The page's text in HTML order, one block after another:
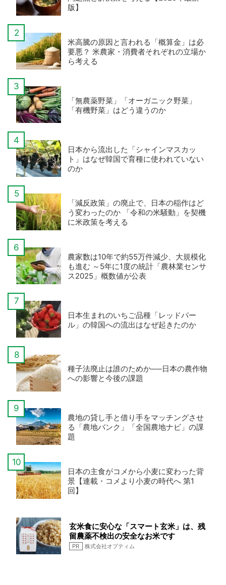
版】
米高騰の原因と言われる「概算金」は必
要悪？ 米農家・消費者それぞれの立場か
ら考える
「無農薬野菜」「オーガニック野菜」
「有機野菜」はどう違うのか
日本から流出した「シャインマスカッ
ト」はなぜ韓国で育種に使われていない
のか
「減反政策」の廃止で、日本の稲作はど
う変わったのか 「令和の米騒動」を契機
に米政策を考える
農家数は10年で約55万件減少、大規模化
も進む ～5年に1度の統計「農林業センサ
ス2025」概数値が公表
日本生まれのいちご品種「レッドパー
ル」の韓国への流出はなぜ起きたのか
種子法廃止は誰のためか──日本の農作物
への影響と今後の課題
農地の貸し手と借り手をマッチングさせ
る「農地バンク」「全国農地ナビ」の課
題
日本の主食がコメから小麦に変わった背
景【連載・コメより小麦の時代へ 第1
回】
玄米食に安心な「スマート玄米」は、残
留農薬不検出の安全なお米です
PR 株式会社オプティム